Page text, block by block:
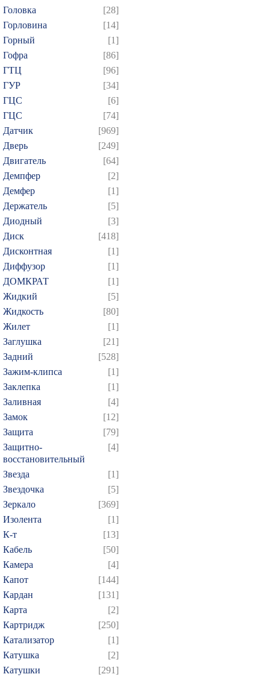
Головка
[28]
Горловина
[14]
Горный
[1]
Гофра
[86]
ГТЦ
[96]
ГУР
[34]
ГЦC
[6]
ГЦС
[74]
Датчик
[969]
Дверь
[249]
Двигатель
[64]
Демпфер
[2]
Демфер
[1]
Держатель
[5]
Диодный
[3]
Диск
[418]
Дисконтная
[1]
Диффузор
[1]
ДОМКРАТ
[1]
Жидкий
[5]
Жидкость
[80]
Жилет
[1]
Заглушка
[21]
Задний
[528]
Зажим-клипса
[1]
Заклепка
[1]
Заливная
[4]
Замок
[12]
Защита
[79]
Защитно-
восстановительный
[4]
Звезда
[1]
Звездочка
[5]
Зеркало
[369]
Изолента
[1]
К-т
[13]
Кабель
[50]
Камера
[4]
Капот
[144]
Кардан
[131]
Карта
[2]
Картридж
[250]
Катализатор
[1]
Катушка
[2]
Катушки
[291]